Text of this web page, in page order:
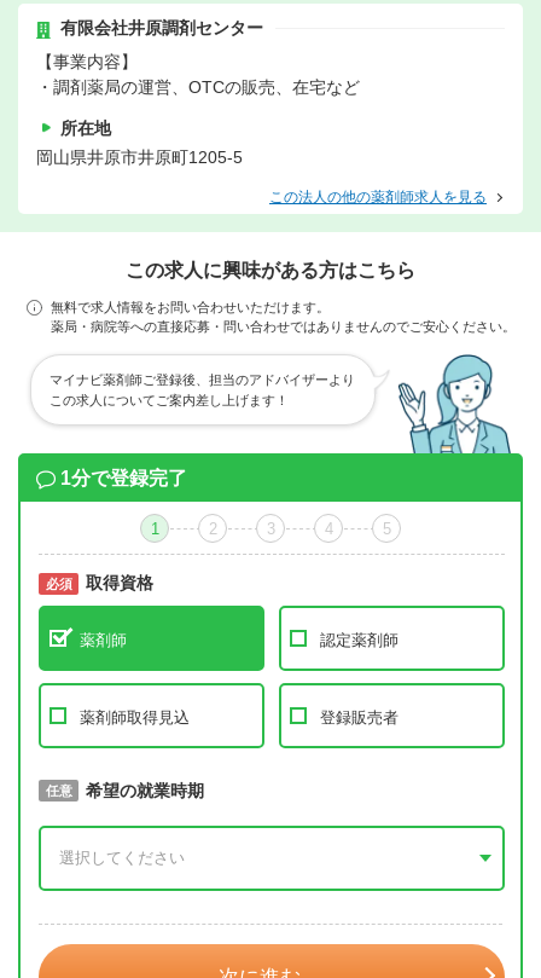
有限会社井原調剤センター
【事業内容】
・調剤薬局の運営、OTCの販売、在宅など
所在地
岡山県井原市井原町1205-5
この法人の他の薬剤師求人を見る
この求人に興味がある方はこちら
無料で求人情報をお問い合わせいただけます。
薬局・病院等への直接応募・問い合わせではありませんのでご安心ください。
マイナビ薬剤師ご登録後、担当のアドバイザーより
この求人についてご案内差し上げます！
1分で登録完了
1 2 3 4 5
必須 取得資格
薬剤師 認定薬剤師
薬剤師取得見込 登録販売者
必須 取得予定年
任意 希望の就業時期